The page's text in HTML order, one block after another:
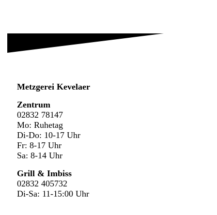
Metzgerei Kevelaer
Zentrum
02832 78147
Mo: Ruhetag
Di-Do: 10-17 Uhr
Fr: 8-17 Uhr
Sa: 8-14 Uhr
Grill & Imbiss
02832 405732
Di-Sa: 11-15:00 Uhr